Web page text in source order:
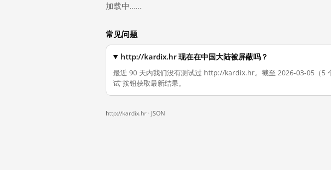
加载中……
常见问题
http://kardix.hr 现在在中国大陆被屏蔽吗？
最近 90 天内我们没有测试过 http://kardix.hr。截至 2026-03-05（5
试”按钮获取最新结果。
http://kardix.hr · JSON